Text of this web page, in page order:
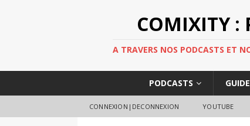
COMIXITY :
A TRAVERS NOS PODCASTS ET
PODCASTS
CONNEXION|DECONNEXION YOUTUBE